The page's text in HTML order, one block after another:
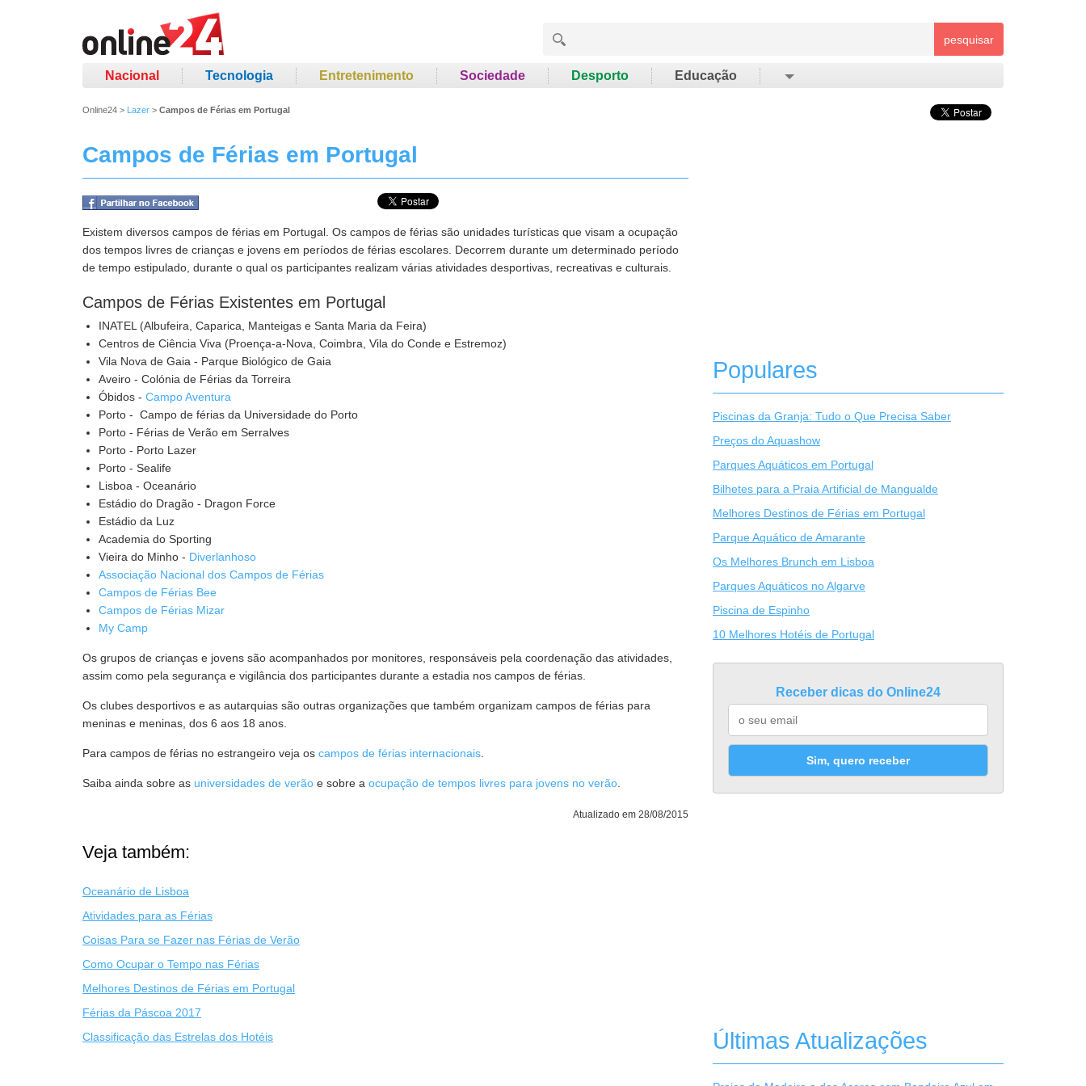
pesquisar
Nacional Tecnologia Entretenimento Sociedade Desporto Educação
Online24 > Lazer > Campos de Férias em Portugal
Campos de Férias em Portugal
Existem diversos campos de férias em Portugal. Os campos de férias são unidades turísticas que visam a ocupação
dos tempos livres de crianças e jovens em períodos de férias escolares. Decorrem durante um determinado período
de tempo estipulado, durante o qual os participantes realizam várias atividades desportivas, recreativas e culturais.
Campos de Férias Existentes em Portugal
INATEL (Albufeira, Caparica, Manteigas e Santa Maria da Feira)
Centros de Ciência Viva (Proença-a-Nova, Coimbra, Vila do Conde e Estremoz)
Vila Nova de Gaia - Parque Biológico de Gaia
Aveiro - Colónia de Férias da Torreira
Óbidos - Campo Aventura
Porto - Campo de férias da Universidade do Porto
Porto - Férias de Verão em Serralves
Porto - Porto Lazer
Porto - Sealife
Lisboa - Oceanário
Estádio do Dragão - Dragon Force
Estádio da Luz
Academia do Sporting
Vieira do Minho - Diverlanhoso
Associação Nacional dos Campos de Férias
Campos de Férias Bee
Campos de Férias Mizar
My Camp
Os grupos de crianças e jovens são acompanhados por monitores, responsáveis pela coordenação das atividades,
assim como pela segurança e vigilância dos participantes durante a estadia nos campos de férias.
Os clubes desportivos e as autarquias são outras organizações que também organizam campos de férias para
meninas e meninas, dos 6 aos 18 anos.
Para campos de férias no estrangeiro veja os campos de férias internacionais
Saiba ainda sobre as universidades de verão e sobre a ocupação de tempos livres para jovens no verão
Atualizado em 28/08/2015
Veja também:
Oceanário de Lisboa
Atividades para as Férias
Coisas Para se Fazer nas Férias de Verão
Como Ocupar o Tempo nas Férias
Melhores Destinos de Férias em Portugal
Férias da Páscoa 2017
Classificação das Estrelas dos Hotéis
Populares
Piscinas da Granja: Tudo o Que Precisa Saber
Preços do Aquashow
Parques Aquáticos em Portugal
Bilhetes para a Praia Artificial de Mangualde
Melhores Destinos de Férias em Portugal
Parque Aquático de Amarante
Os Melhores Brunch em Lisboa
Parques Aquáticos no Algarve
Piscina de Espinho
10 Melhores Hotéis de Portugal
Receber dicas do Online24
Sim, quero receber
Últimas Atualizações